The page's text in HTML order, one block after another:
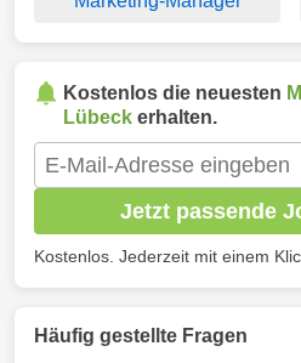
Kostenlos die neuesten
Lübeck erhalten.
Jetzt passende
Kostenlos. Jederzeit mit einem
Häufig gestellte Fragen